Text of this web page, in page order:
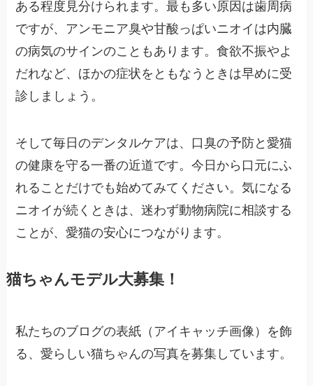
ある程度見分けられます。最も多い原因は歯周病
ですが、アンモニア臭や甘酸っぱいニオイは内臓
の病気のサインのこともあります。食欲不振やよ
だれなど、ほかの症状をともなうときは早めに受
診しましょう。
そして毎日のデンタルケアは、口臭の予防と愛猫
の健康を守る一番の近道です。今日から口元にふ
れることだけでも始めてみてください。気になる
ニオイが続くときは、迷わず動物病院に相談する
ことが、愛猫の安心につながります。
猫ちゃんモデル大募集！
私たちのブログの表紙（アイキャッチ画像）を飾
る、愛らしい猫ちゃんの写真を募集しています。